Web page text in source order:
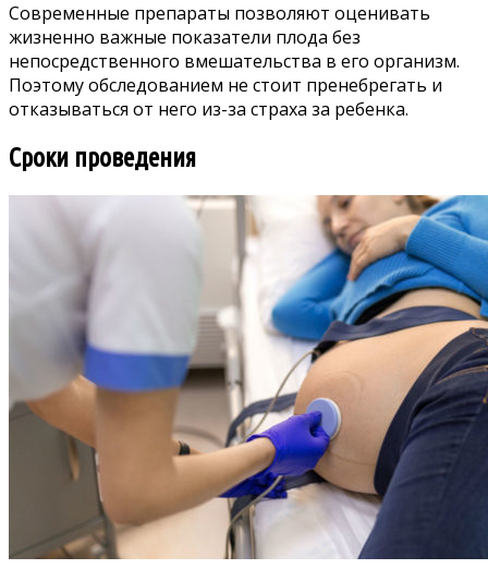
Современные препараты позволяют оценивать
жизненно важные показатели плода без
непосредственного вмешательства в его организм.
Поэтому обследованием не стоит пренебрегать и
отказываться от него из-за страха за ребенка.
Сроки проведения